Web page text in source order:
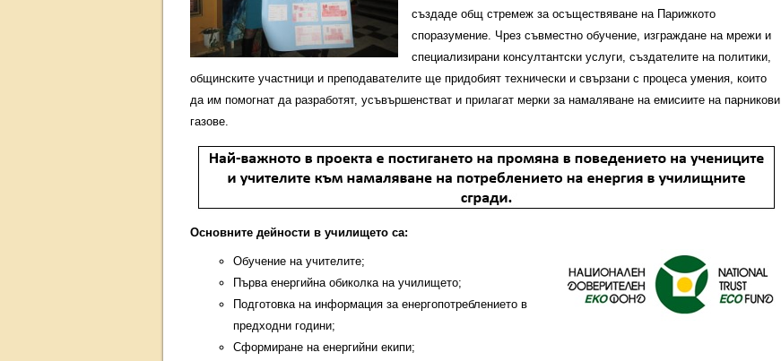
създаде общ стремеж за осъществяване на Парижкото
споразумение. Чрез съвместно обучение, изграждане на мрежи и
специализирани консултантски услуги, създателите на политики,
общинските участници и преподавателите ще придобият технически и свързани с процеса умения, които
да им помогнат да разработят, усъвършенстват и прилагат мерки за намаляване на емисиите на парникови
газове.
Основните дейности в училището са:
Обучение на учителите;
Първа енергийна обиколка на училището;
Подготовка на информация за енергопотреблението в
предходни години;
Сформиране на енергийни екипи;